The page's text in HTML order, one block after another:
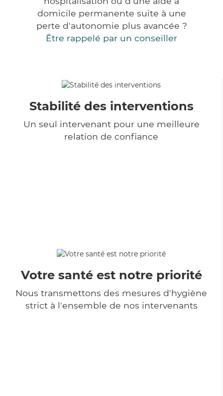
domicile permanente suite à une
perte d'autonomie plus avancée ?
Être rappelé par un conseiller
Stabilité des interventions
Un seul intervenant pour une meilleure
relation de confiance
Votre santé est notre priorité
Nous transmettons des mesures d'hygiène
strict à l'ensemble de nos intervenants